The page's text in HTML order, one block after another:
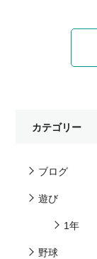
カテゴリー
ブログ
遊び
1年
野球